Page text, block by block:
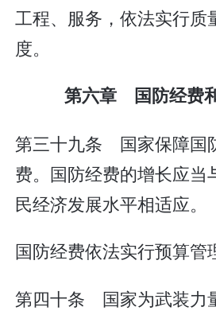
工程、服务，依法实行质
度。
第六章 国防经费
第三十九条 国家保障国
费。国防经费的增长应当
民经济发展水平相适应。
国防经费依法实行预算管
第四十条 国家为武装力